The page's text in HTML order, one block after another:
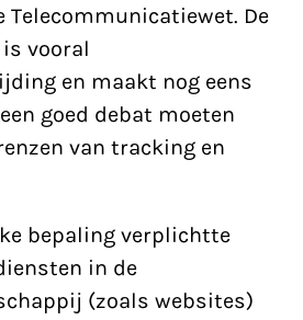
Telecommunicatiewet. De
vooral
en maakt nog eens
goed debat moeten
van tracking en
bepaling verplichtte
in de
(zoals websites)